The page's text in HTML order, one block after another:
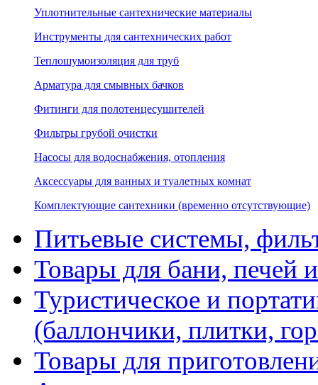
Уплотнительные сантехнические материалы
Инструменты для сантехнических работ
Теплошумоизоляция для труб
Арматура для смывных бачков
Фитинги для полотенцесушителей
Фильтры грубой очистки
Насосы для водоснабжения, отопления
Аксессуары для ванных и туалетных комнат
Комплектующие сантехники (временно отсутствующие)
Питьевые системы,
Товары для бани, печей
Туристическое и
(баллончики, плитки,
Товары для